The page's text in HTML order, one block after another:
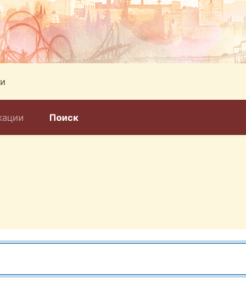
Поиск